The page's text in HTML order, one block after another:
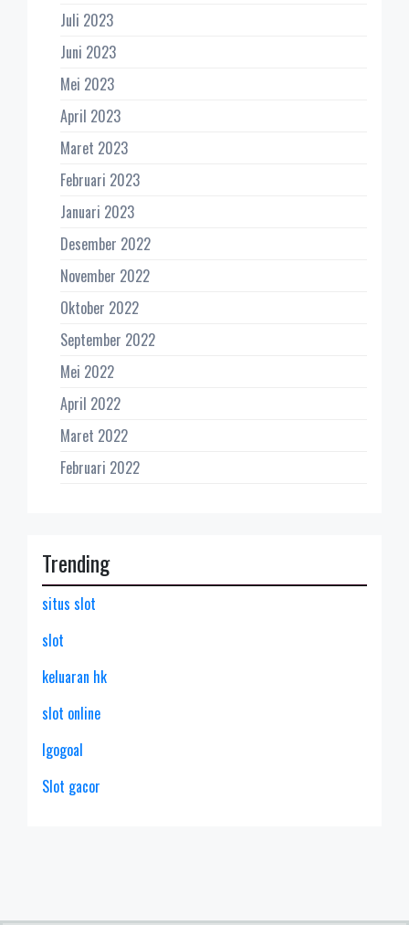
Juli 2023
Juni 2023
Mei 2023
April 2023
Maret 2023
Februari 2023
Januari 2023
Desember 2022
November 2022
Oktober 2022
September 2022
Mei 2022
April 2022
Maret 2022
Februari 2022
Trending
situs slot
slot
keluaran hk
slot online
lgogoal
Slot gacor